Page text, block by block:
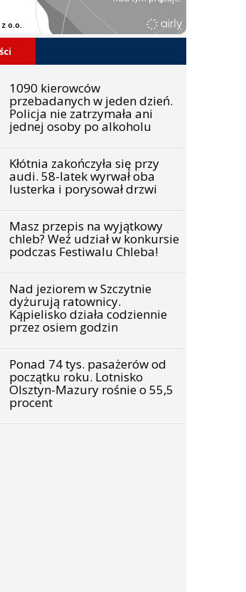
1090 kierowców
przebadanych w jeden dzień.
Policja nie zatrzymała ani
jednej osoby po alkoholu
Kłótnia zakończyła się przy
audi. 58-latek wyrwał oba
lusterka i porysował drzwi
Masz przepis na wyjątkowy
chleb? Weź udział w konkursie
podczas Festiwalu Chleba!
Nad jeziorem w Szczytnie
dyżurują ratownicy.
Kąpielisko działa codziennie
przez osiem godzin
Ponad 74 tys. pasażerów od
początku roku. Lotnisko
Olsztyn-Mazury rośnie o 55,5
procent